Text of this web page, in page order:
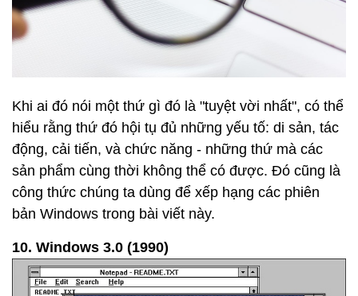
Khi ai đó nói một thứ gì đó là "tuyệt vời nhất", có thể
hiểu rằng thứ đó hội tụ đủ những yếu tố: di sản, tác
động, cải tiến, và chức năng - những thứ mà các
sản phẩm cùng thời không thể có được. Đó cũng là
công thức chúng ta dùng để xếp hạng các phiên
bản Windows trong bài viết này.
10. Windows 3.0 (1990)